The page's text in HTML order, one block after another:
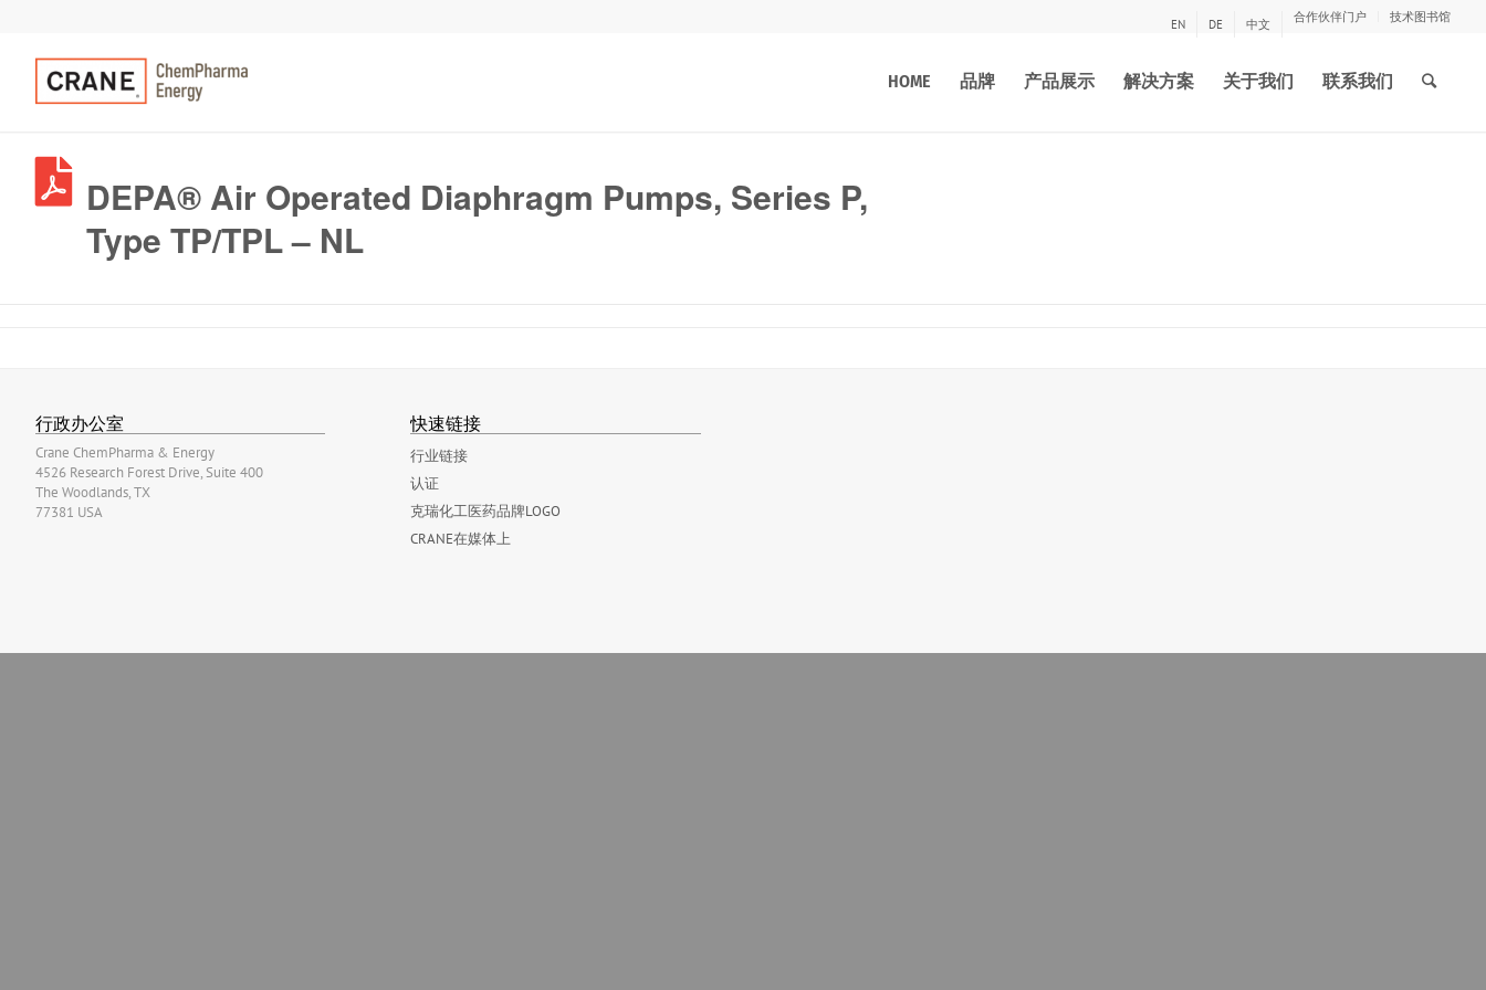
EN DE 中文 合作伙伴门户 技术图书馆
HOME 品牌 产品展示 解决方案 关于我们 联系我们
DEPA® Air Operated Diaphragm Pumps, Series P,
Type TP/TPL – NL
行政办公室
Crane ChemPharma & Energy
4526 Research Forest Drive, Suite 400
The Woodlands, TX
77381 USA
快速链接
行业链接
认证
克瑞化工医药品牌LOGO
CRANE在媒体上